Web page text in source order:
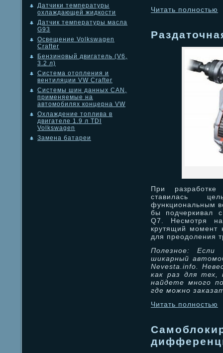
Датчики температуры
охлаждающей жидкости
Датчик температуры масла
G93
Освещение Volkswagen
Crafter
Бензиновый двигатель (V6,
3.2 л)
Система отопления и
вентиляции VW Crafter
Системы шин данных CAN,
применяемые на
автомобилях концерна VW
Охлаждение топлива в
двигателе 1.9 л TDI
Volkswagen
Замена батареи
Читать полностью
При
ставилась
функциональным
бы подчеркивал
Q7. Несмотря на
крутящий момент
для преодоления
Полезное:
шикарный
Nevesta.info.
как раз для
найдете много
где можно
Читать полностью